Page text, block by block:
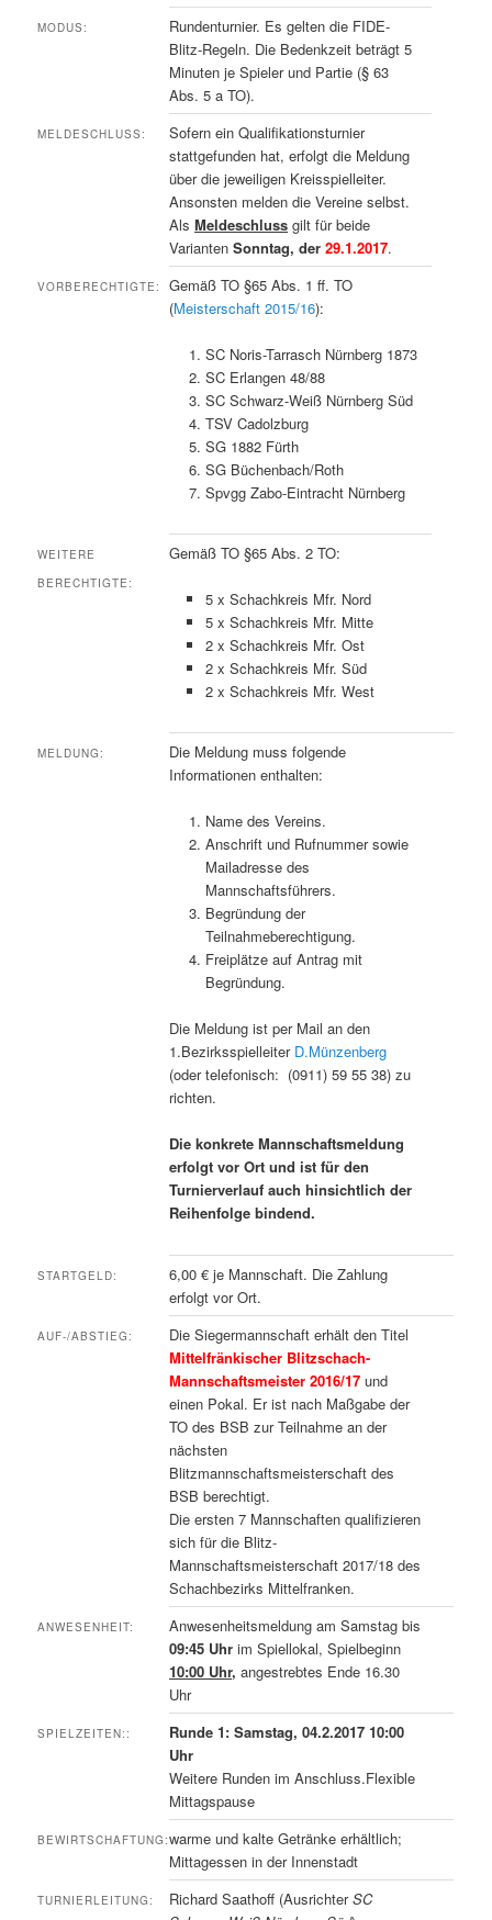
MODUS:
Rundenturnier. Es gelten die FIDE-
Blitz-Regeln. Die Bedenkzeit beträgt 5
Minuten je Spieler und Partie (§ 63
Abs. 5 a TO).
MELDESCHLUSS:
Sofern ein Qualifikationsturnier
stattgefunden hat, erfolgt die Meldung
über die jeweiligen Kreisspielleiter.
Ansonsten melden die Vereine selbst.
AlsMeldeschluss gilt für beide
VariantenSonntag, der29.1.2017.
VORBERECHTIGTE:
Gemäß TO §65 Abs. 1 ff. TO
(Meisterschaft 2015/16):
SC Noris-Tarrasch Nürnberg 1873
SC Erlangen 48/88
SC Schwarz-Weiß Nürnberg Süd
TSV Cadolzburg
SG 1882 Fürth
SG Büchenbach/Roth
Spvgg Zabo-Eintracht Nürnberg
WEITERE
BERECHTIGTE:
Gemäß TO §65 Abs. 2 TO:
5 x Schachkreis Mfr. Nord
5 x Schachkreis Mfr. Mitte
2 x Schachkreis Mfr. Ost
2 x Schachkreis Mfr. Süd
2 x Schachkreis Mfr. West
MELDUNG:
Die Meldung muss folgende
Informationen enthalten:
Name des Vereins.
Anschrift und Rufnummer sowie
Mailadresse des
Mannschaftsführers.
Begründung der
Teilnahmeberechtigung.
Freiplätze auf Antrag mit
Begründung.
Die Meldung ist per Mail an den
1.Bezirksspielleiter D.Münzenberg
(oder telefonisch: (0911) 59 55 38) zu
richten.
Die konkrete Mannschaftsmeldung
erfolgt vor Ort und ist für den
Turnierverlauf auch hinsichtlich der
Reihenfolge bindend.
STARTGELD:
6,00 € je Mannschaft. Die Zahlung
erfolgt vor Ort.
AUF-/ABSTIEG:
Die Siegermannschaft erhält den Titel
Mittelfränkischer Blitzschach-
Mannschaftsmeister 2016/17 und
einen Pokal. Er ist nach Maßgabe der
TO des BSB zur Teilnahme an der
nächsten
Blitzmannschaftsmeisterschaft des
BSB berechtigt.
Die ersten 7 Mannschaften qualifizieren
sich für die Blitz-
Mannschaftsmeisterschaft 2017/18 des
Schachbezirks Mittelfranken.
ANWESENHEIT:
Anwesenheitsmeldung am Samstag bis
09:45 Uhr im Spiellokal, Spielbeginn
10:00 Uhr, angestrebtes Ende 16.30
Uhr
SPIELZEITEN::
Runde 1: Samstag, 04.2.2017 10:00
Uhr
Weitere Runden im Anschluss.Flexible
Mittagspause
BEWIRTSCHAFTUNG:warme und kalte Getränke erhältlich;
Mittagessen in der Innenstadt
TURNIERLEITUNG: Richard Saathoff (AusrichterSC